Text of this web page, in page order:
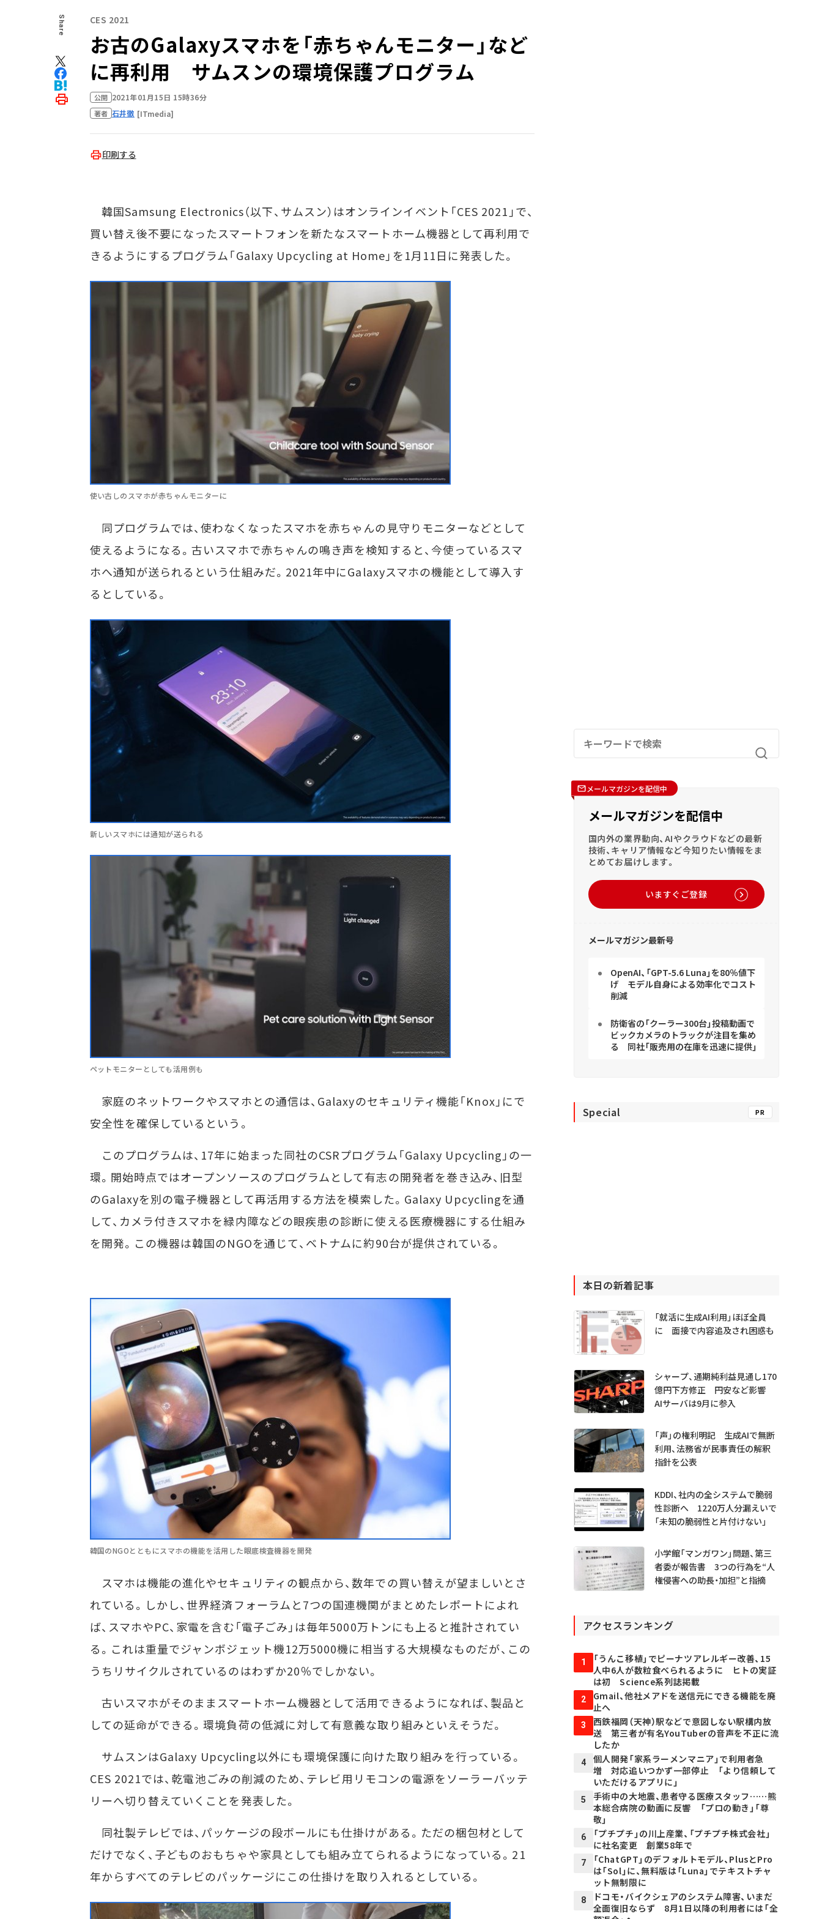
Share CES 2021
お古のGalaxyスマホを「赤ちゃんモニター」など
に再利用 サムスンの環境保護プログラム
公開 2021年01月15日 15時36分
著者 石井徹 [ITmedia]
印刷する
韓国Samsung Electronics（以下、サムスン）はオンラインイベント「CES 2021」で、
買い替え後不要になったスマートフォンを新たなスマートホーム機器として再利用で
きるようにするプログラム「Galaxy Upcycling at Home」を1月11日に発表した。
使い古しのスマホが赤ちゃんモニターに
同プログラムでは、使わなくなったスマホを赤ちゃんの見守りモニターなどとして
使えるようになる。古いスマホで赤ちゃんの鳴き声を検知すると、今使っているスマ
ホへ通知が送られるという仕組みだ。2021年中にGalaxyスマホの機能として導入す
るとしている。
新しいスマホには通知が送られる
ペットモニターとしても活用例も
家庭のネットワークやスマホとの通信は、Galaxyのセキュリティ機能「Knox」にで
安全性を確保しているという。
このプログラムは、17年に始まった同社のCSRプログラム「Galaxy Upcycling」の一
環。開始時点ではオープンソースのプログラムとして有志の開発者を巻き込み、旧型
のGalaxyを別の電子機器として再活用する方法を模索した。Galaxy Upcyclingを通
して、カメラ付きスマホを緑内障などの眼疾患の診断に使える医療機器にする仕組み
を開発。この機器は韓国のNGOを通じて、ベトナムに約90台が提供されている。
韓国のNGOとともにスマホの機能を活用した眼底検査機器を開発
スマホは機能の進化やセキュリティの観点から、数年での買い替えが望ましいとさ
れている。しかし、世界経済フォーラムと7つの国連機関がまとめたレポートによれ
ば、スマホやPC、家電を含む「電子ごみ」は毎年5000万トンにも上ると推計されてい
る。これは重量でジャンボジェット機12万5000機に相当する大規模なものだが、この
うちリサイクルされているのはわずか20％でしかない。
古いスマホがそのままスマートホーム機器として活用できるようになれば、製品と
しての延命ができる。環境負荷の低減に対して有意義な取り組みといえそうだ。
サムスンはGalaxy Upcycling以外にも環境保護に向けた取り組みを行っている。
CES 2021では、乾電池ごみの削減のため、テレビ用リモコンの電源をソーラーバッテ
リーへ切り替えていくことを発表した。
同社製テレビでは、パッケージの段ボールにも仕掛けがある。ただの梱包材として
だけでなく、子どものおもちゃや家具としても組み立てられるようになっている。21
年からすべてのテレビのパッケージにこの仕掛けを取り入れるとしている。
メールマガジンを配信中
メールマガジンを配信中
国内外の業界動向、AIやクラウドなどの最新
技術、キャリア情報など今知りたい情報をま
とめてお届けします。
いますぐご登録
メールマガジン最新号
OpenAI、「GPT-5.6 Luna」を80％値下
げ モデル自身による効率化でコスト
削減
防衛省の「クーラー300台」投稿動画で
ビックカメラのトラックが注目を集め
る 同社「販売用の在庫を迅速に提供」
Special PR
本日の新着記事
「就活に生成AI利用」ほぼ全員
に 面接で内容追及され困惑も
シャープ、通期純利益見通し170
億円下方修正 円安など影響
AIサーバは9月に参入
「声」の権利明記 生成AIで無断
利用、法務省が民事責任の解釈
指針を公表
KDDI、社内の全システムで脆弱
性診断へ 1220万人分漏えいで
「未知の脆弱性と片付けない」
小学館「マンガワン」問題、第三
者委が報告書 3つの行為を“人
権侵害への助長・加担”と指摘
アクセスランキング
1
「うんこ移植」でピーナツアレルギー改善、15
人中6人が数粒食べられるように ヒトの実証
は初 Science系列誌掲載
2
Gmail、他社メアドを送信元にできる機能を廃
止へ
3
西鉄福岡（天神）駅などで意図しない駅構内放
送 第三者が有名YouTuberの音声を不正に流
したか
4
個人開発「家系ラーメンマニア」で利用者急
増 対応追いつかず一部停止 「より信頼して
いただけるアプリに」
5
手術中の大地震、患者守る医療スタッフ……熊
本総合病院の動画に反響 「プロの動き」「尊
敬」
6
「プチプチ」の川上産業、「プチプチ株式会社」
に社名変更 創業58年で
7
「ChatGPT」のデフォルトモデル、PlusとPro
は「Sol」に、無料版は「Luna」でテキストチャ
ット無制限に
8
ドコモ・バイクシェアのシステム障害、いまだ
全面復旧ならず 8月1日以降の利用者には「全